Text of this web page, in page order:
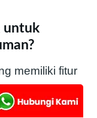
untuk
memiliki fitur
kualitas